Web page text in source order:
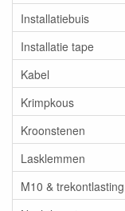
Installatiebuis
Installatie tape
Kabel
Krimpkous
Kroonstenen
Lasklemmen
M10 & trekontlasting